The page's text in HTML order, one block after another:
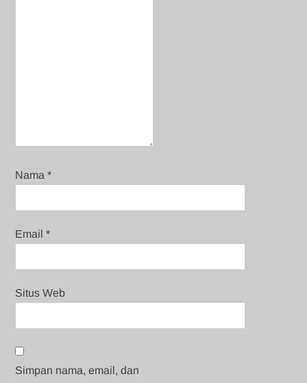
Nama*
Email*
Situs Web
Simpan nama, email, dan